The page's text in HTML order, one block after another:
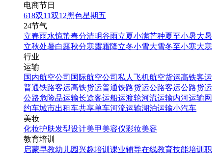
电商节日
618双11双12黑色星期五
24节气
立春雨水惊蛰春分清明谷雨立夏小满芒种夏至小暑大暑
立秋处暑白露秋分寒露霜降立冬小雪大雪冬至小寒大寒
行业
运输
国内航空公司 国际航空公司 私人飞机航空货运高铁客运
普通铁路客运高铁货运普通铁路货运公路客运公路货运
公路危险品运输长途客运船运渡轮河流运输内河运输网
约车城市出租车共享单车河流运输湖泊运输小汽车
美妆
化妆护肤发型设计美甲 美容仪彩妆美容
教育培训
启蒙早教幼儿园 兴趣培训 课业辅导在线教育技能培训 职